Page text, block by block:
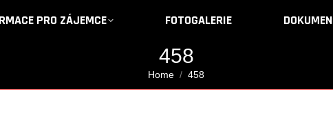
PRO ZÁJEMCE FOTOGALERIE
458
You are here:
Home 458
PRO ZÁJEMCE FOTOGALERIE